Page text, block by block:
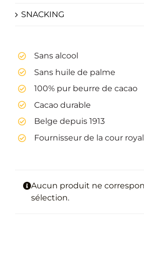
Aucun produit ne
sélection.
SNACKING
Sans alcool
Sans huile de palme
100% pur beurre de cacao
Cacao durable
Belge depuis 1913
Fournisseur de la cour